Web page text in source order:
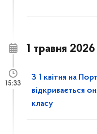
1 травня
З 1 квітня на
відкривається
класу
15:33